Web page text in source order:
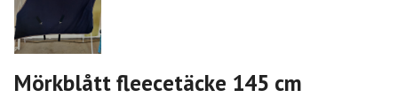
Mörkblått fleecetäcke 145 cm